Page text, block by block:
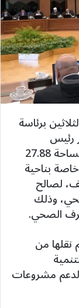
برئاسة
رئيس
الجمهورية بشأن تخصيص قطعة أرض بمساحة 27.88
بناحية
لصالح
وذلك
الصحي.
10 أفدنة تم نقلها من
لدعم مشروعات